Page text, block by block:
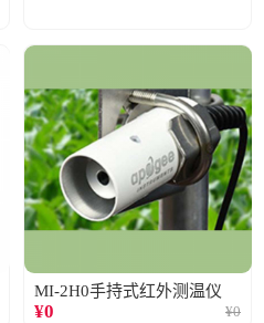
MI-2H0手持式红外测温仪
¥0 ¥0